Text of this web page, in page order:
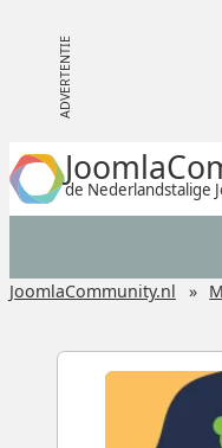
de Nederlandstalige
JoomlaCommunity.nl